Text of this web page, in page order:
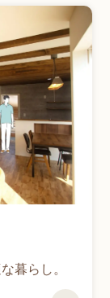
暮らし。